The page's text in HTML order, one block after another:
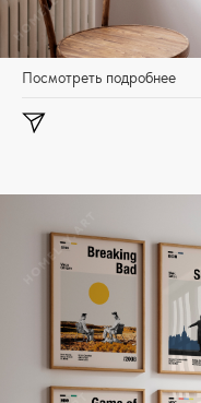
Посмотреть подробнее